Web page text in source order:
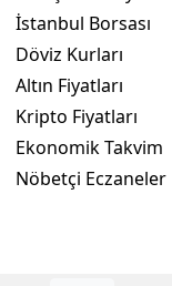
İstanbul Borsası
Döviz Kurları
Altın Fiyatları
Kripto Fiyatları
Ekonomik Takvim
Nöbetçi Eczaneler